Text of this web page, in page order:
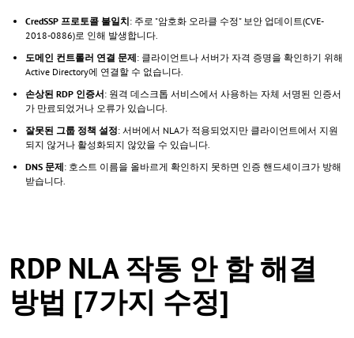
CredSSP 프로토콜 불일치: 주로 "암호화 오라클 수정" 보안 업데이트(CVE-
2018-0886)로 인해 발생합니다.
도메인 컨트롤러 연결 문제: 클라이언트나 서버가 자격 증명을 확인하기 위해
Active Directory에 연결할 수 없습니다.
손상된 RDP 인증서: 원격 데스크톱 서비스에서 사용하는 자체 서명된 인증서
가 만료되었거나 오류가 있습니다.
잘못된 그룹 정책 설정: 서버에서 NLA가 적용되었지만 클라이언트에서 지원
되지 않거나 활성화되지 않았을 수 있습니다.
DNS 문제: 호스트 이름을 올바르게 확인하지 못하면 인증 핸드셰이크가 방해
받습니다.
RDP NLA 작동 안 함 해결
방법 [7가지 수정]